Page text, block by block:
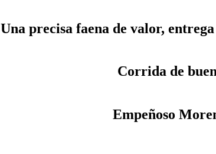
Una precisa faena de valor,
Corrida de
Empeñoso